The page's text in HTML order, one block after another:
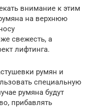
внимание к этим
на верхнюю
свежесть, а
лифтинга.
румян и
специальную
румяна будут
прибавлять